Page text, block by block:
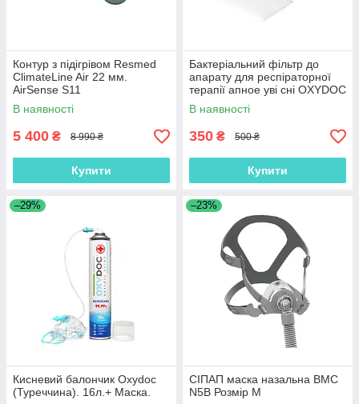
Контур з підігрівом Resmed
ClimateLine Air 22 мм.
AirSense S11
В наявності
5 400 ₴ 8 990 ₴
Купити
Бактеріальний фільтр до
апарату для респіраторної
терапії апное уві сні OXYDOC
(4 шт в наборі)
В наявності
350 ₴ 500 ₴
Купити
–29%
Кисневий балончик Oxydoc
(Туреччина). 16л.+ Маска.
–23%
СІПАП маска назальна BMC
N5B Розмір M